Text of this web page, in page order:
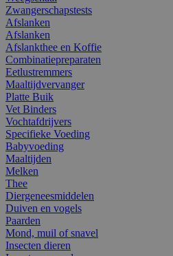
Zwangerschapstests
Afslanken
Afslanken
Afslankthee en Koffie
Combinatiepreparaten
Eetlustremmers
Maaltijdvervanger
Platte Buik
Vet Binders
Vochtafdrijvers
Specifieke Voeding
Babyvoeding
Maaltijden
Melken
Thee
Diergeneesmiddelen
Duiven en vogels
Paarden
Mond, muil of snavel
Insecten dieren